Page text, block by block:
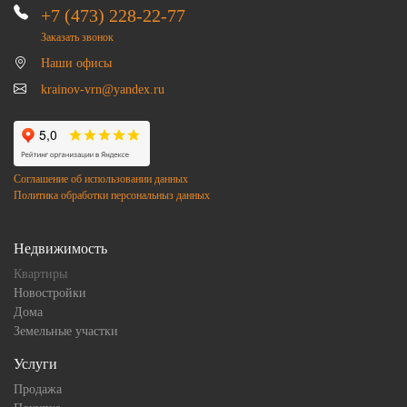
+7 (473) 228-22-77
Заказать звонок
Наши офисы
krainov-vrn@yandex.ru
Соглашение об использовании данных
Политика обработки персональныз данных
Недвижимость
Квартиры
Новостройки
Дома
Земельные участки
Услуги
Продажа